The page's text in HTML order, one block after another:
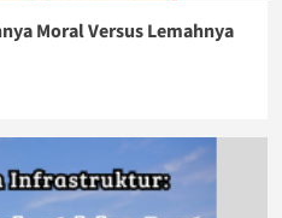
Moral Versus Lemahnya